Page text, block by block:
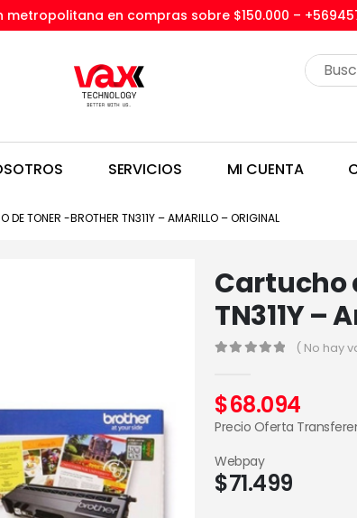
metropolitana en compras sobre $150.000 –
SERVICIOS MI CUENTA
DE TONER -BROTHER TN311Y – AMARILLO – ORIGINAL
Cartucho
TN311Y –
( No hay
$68.094
Precio Oferta
$71.499
Webpay